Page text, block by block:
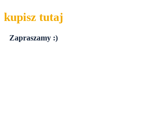
kupisz tutaj
Zapraszamy :)